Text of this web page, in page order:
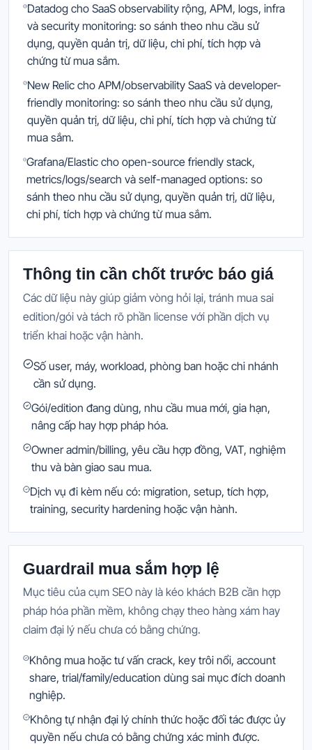
Datadog cho SaaS observability rộng, APM, logs, infra
và security monitoring: so sánh theo nhu cầu sử
dụng, quyền quản trị, dữ liệu, chi phí, tích hợp và
chứng từ mua sắm.
New Relic cho APM/observability SaaS và developer-
friendly monitoring: so sánh theo nhu cầu sử dụng,
quyền quản trị, dữ liệu, chi phí, tích hợp và chứng từ
mua sắm.
Grafana/Elastic cho open-source friendly stack,
metrics/logs/search và self-managed options: so
sánh theo nhu cầu sử dụng, quyền quản trị, dữ liệu,
chi phí, tích hợp và chứng từ mua sắm.
Thông tin cần chốt trước báo giá
Các dữ liệu này giúp giảm vòng hỏi lại, tránh mua sai
edition/gói và tách rõ phần license với phần dịch vụ
triển khai hoặc vận hành.
Số user, máy, workload, phòng ban hoặc chi nhánh
cần sử dụng.
Gói/edition đang dùng, nhu cầu mua mới, gia hạn,
nâng cấp hay hợp pháp hóa.
Owner admin/billing, yêu cầu hợp đồng, VAT, nghiệm
thu và bàn giao sau mua.
Dịch vụ đi kèm nếu có: migration, setup, tích hợp,
training, security hardening hoặc vận hành.
Guardrail mua sắm hợp lệ
Mục tiêu của cụm SEO này là kéo khách B2B cần hợp
pháp hóa phần mềm, không chạy theo hàng xám hay
claim đại lý nếu chưa có bằng chứng.
Không mua hoặc tư vấn crack, key trôi nổi, account
share, trial/family/education dùng sai mục đích doanh
nghiệp.
Không tự nhận đại lý chính thức hoặc đối tác được ủy
quyền nếu chưa có bằng chứng xác minh được.